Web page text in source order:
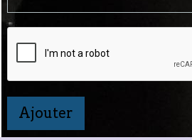
Ajouter